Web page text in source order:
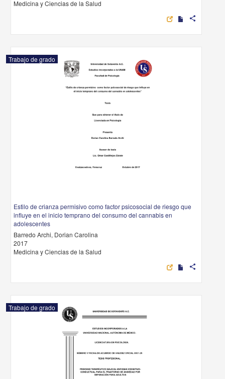
Medicina y Ciencias de la Salud
share
Trabajo de grado
Estilo de crianza permisivo como factor psicosocial de riesgo que
influye en el inicio temprano del consumo del cannabis en
adolescentes
Barredo Archi, Dorian Carolina
2017
Medicina y Ciencias de la Salud
share
Trabajo de grado